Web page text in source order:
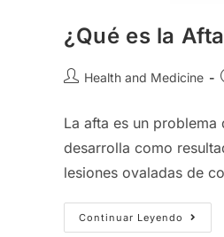
¿Qué es la
Autor
entrada:
Health and Medicine
La afta es un
desarrolla como
lesiones ovaladas de
Continuar Leyendo
¿Qué
Es